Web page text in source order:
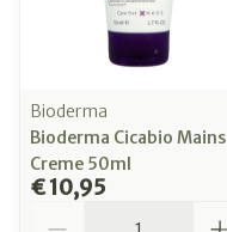
Bioderma
Bioderma Cicabio Mains
Creme 50ml
€ 10,95